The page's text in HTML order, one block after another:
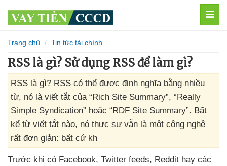
Trang chủ Tin tức tài chính
RSS là gì? Sử dụng RSS để làm gì?
RSS là gì? RSS có thể được định nghĩa bằng nhiều
từ, nó là viết tắt của “Rich Site Summary”, “Really
Simple Syndication” hoặc “RDF Site Summary”. Bất
kể từ viết tắt nào, nó thực sự vẫn là một công nghệ
rất đơn giản: bất cứ kh
Trước khi có Facebook, Twitter feeds, Reddit hay các